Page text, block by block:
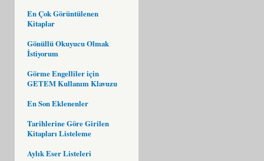
En Çok Görüntülenen
Kitaplar
Gönüllü Okuyucu Olmak
İstiyorum
Görme Engelliler için
GETEM Kullanım Klavuzu
En Son Eklenenler
Tarihlerine Göre Girilen
Kitapları Listeleme
Aylık Eser Listeleri